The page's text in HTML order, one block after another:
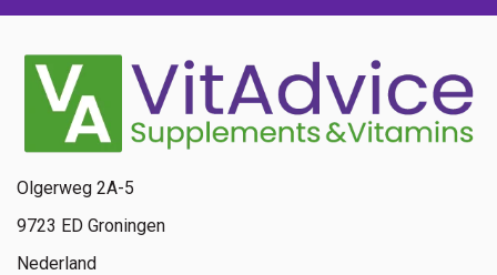
Olgerweg 2A-5
9723 ED Groningen
Nederland